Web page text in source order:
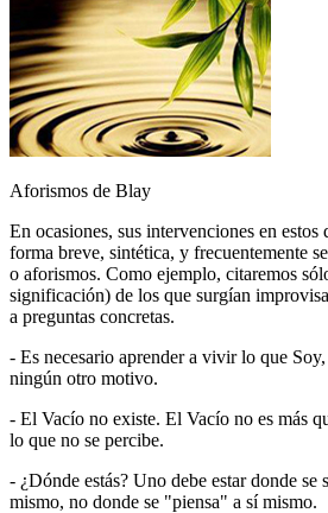
Aforismos de Blay
En ocasiones, sus intervenciones en estos
forma breve, sintética, y frecuentemente
o aforismos. Como ejemplo, citaremos
significación) de los que surgían
a preguntas concretas.
- Es necesario aprender a vivir lo que
ningún otro motivo.
- El Vacío no existe. El Vacío no es más
lo que no se percibe.
- ¿Dónde estás? Uno debe estar donde se
mismo, no donde se "piensa" a sí mismo.